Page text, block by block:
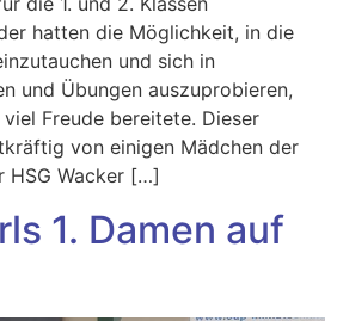
hatten die Möglichkeit, in die
und sich in
und Übungen auszuprobieren,
Freude bereitete. Dieser
von einigen Mädchen der
HSG Wacker […]
1. Damen auf